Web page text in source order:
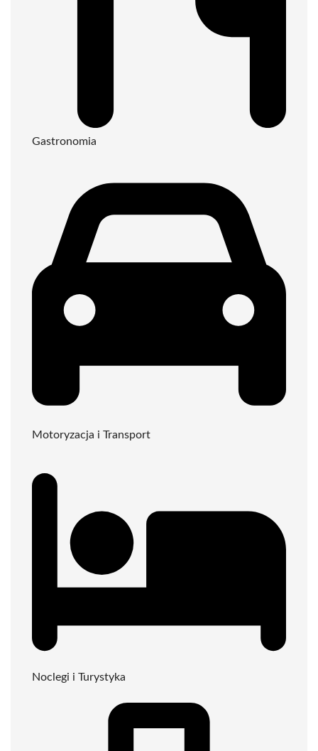
Gastronomia
Motoryzacja i Transport
Noclegi i Turystyka